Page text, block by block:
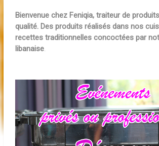
Bienvenue chez Feniqia, traiteur de
qualité. Des produits réalisés dans nos
recettes traditionnelles concoctées par
libanaise.